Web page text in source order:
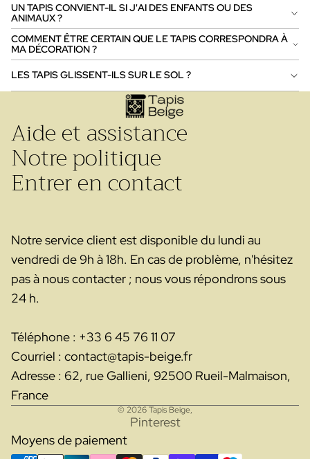
UN TAPIS CONVIENT-IL SI J'AI DES ENFANTS OU DES
ANIMAUX ?
COMMENT ÊTRE CERTAIN QUE LE TAPIS CORRESPONDRA À
MA DÉCORATION ?
LES TAPIS GLISSENT-ILS SUR LE SOL ?
Aide et assistance
Notre politique
Entrer en contact
Notre service client est disponible du lundi au
vendredi de 9h à 18h. En cas de problème, n'hésitez
pas à nous contacter ; nous vous répondrons sous
24 h.
Téléphone : +33 6 45 76 11 07
Courriel : contact@tapis-beige.fr
Adresse : 62, rue Gallieni, 92500 Rueil-Malmaison,
France
© 2026Tapis Beige,
Pinterest
Moyens de paiement